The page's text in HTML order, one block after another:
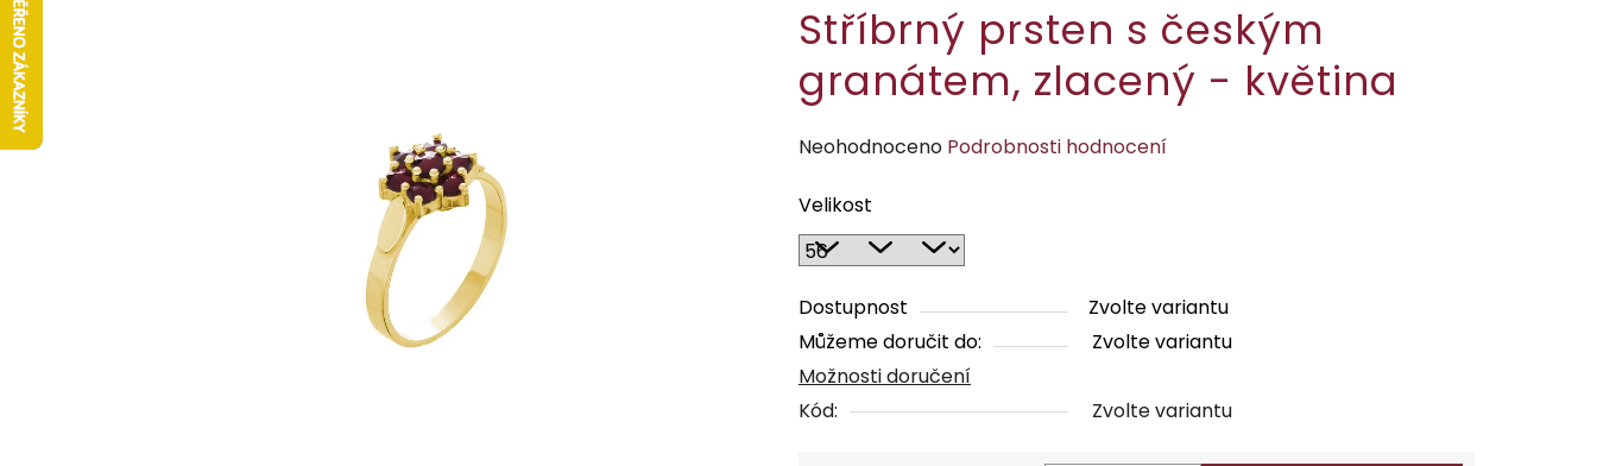
Stříbrný prsten s českým
granátem, zlacený - květina
Průměrné
produktu
je
0,0
z
5
hvězdiček.
Neohodnoceno Podrobnosti hodnocení
Velikost
Dostupnost
Zvolte variantu
Můžeme doručit do:
Zvolte variantu
Možnosti doručení
Kód:
Zvolte variantu